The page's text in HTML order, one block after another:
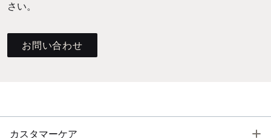
さい。
お問い合わせ
カスタマーケア